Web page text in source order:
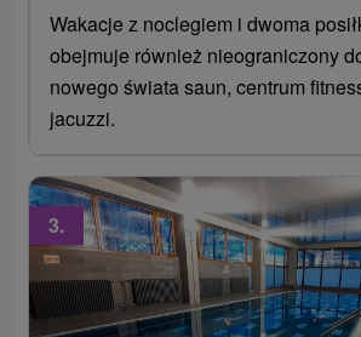
Wakacje z noclegiem i dwoma
obejmuje również nieograniczony
nowego świata saun, centrum
jacuzzi.
3.